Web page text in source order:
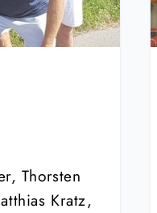
Thorsten
Kratz,